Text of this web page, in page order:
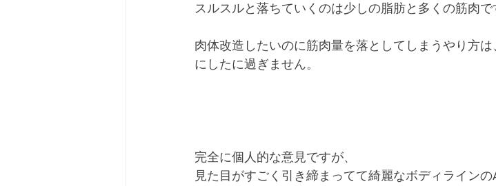
スルスルと落ちていくのは少しの脂肪と多くの筋肉で
肉体改造したいのに筋肉量を落としてしまうやり方
にしたに過ぎません。
完全に個人的な意見ですが、
見た目がすごく引き締まってて綺麗なボディラインの